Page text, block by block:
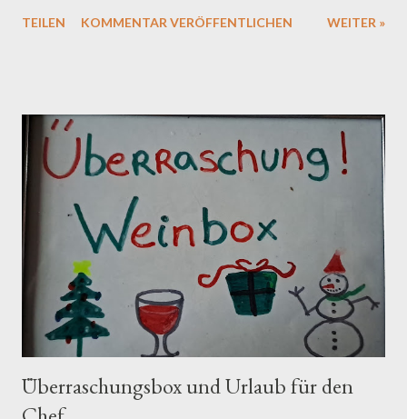
in der Flasche durchlaufen haben. Reserva: Qualitätsweine mit
Junge Weine, die keine oder nur eine kurze Reifezeit
durchlaufen haben. Vino de Pago: Weine aus bestimmten
Weinbergen mit besonderen Merkmalen, die sich von anderen
unterscheiden. Diese Kategorien Qualitätsstufen
repräsentieren und nicht notwendigerweise eine
geschmackliche Präferenz angeben. Die Bezeichnung
"excelente" kann auch für Weine innerhalb dieser Kategorien
verwendet werden, um ihre herausragende Qualität zu bet...
TEILEN KOMMENTAR VERÖFFENTLICHEN WEITER »
Überraschungsbox und Urlaub für den